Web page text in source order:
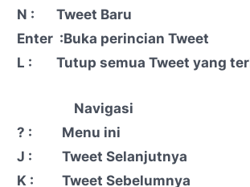
N :
Tweet Baru
Enter :Buka perincian Tweet
L :
Tutup semua Tweet yang
Navigasi
? :
Menu ini
J :
Tweet Selanjutnya
K :
Tweet Sebelumnya